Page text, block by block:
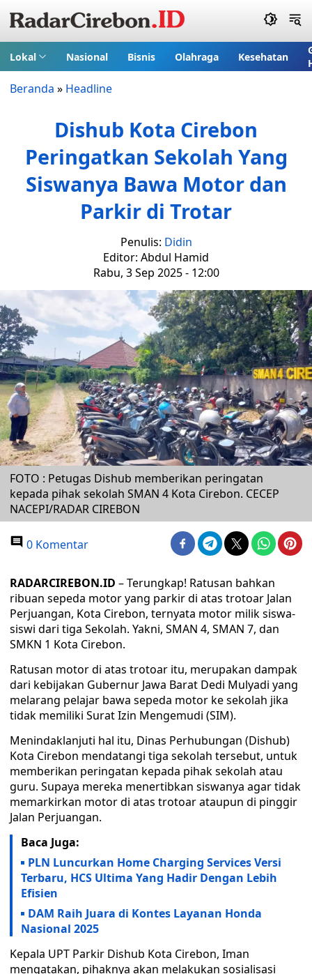
Lokal Nasional Bisnis Olahraga Kesehatan
Beranda » Headline
Dishub Kota Cirebon
Peringatkan Sekolah Yang
Siswanya Bawa Motor dan
Parkir di Trotar
Penulis: Didin
Editor: Abdul Hamid
Rabu, 3 Sep 2025 - 12:00
FOTO : Petugas Dishub memberikan peringatan
kepada pihak sekolah SMAN 4 Kota Cirebon. CECEP
NACEPI/RADAR CIREBON
0 Komentar
RADARCIREBON.ID – Terungkap! Ratusan bahkan
ribuan sepeda motor yang parkir di atas trotoar Jalan
Perjuangan, Kota Cirebon, ternyata motor milik siswa-
siswi dari tiga Sekolah. Yakni, SMAN 4, SMAN 7, dan
SMKN 1 Kota Cirebon.
Ratusan motor di atas trotoar itu, merupakan dampak
dari kebijakan Gubernur Jawa Barat Dedi Mulyadi yang
melarang pelajar bawa sepeda motor ke sekolah jika
tidak memiliki Surat Izin Mengemudi (SIM).
Menindaklanjuti hal itu, Dinas Perhubungan (Dishub)
Kota Cirebon mendatangi tiga sekolah tersebut, untuk
memberikan peringatan kepada pihak sekolah atau
guru. Supaya mereka menertibkan siswanya agar tidak
memarkirkan motor di atas trotoar ataupun di pinggir
Jalan Perjuangan.
Baca Juga:
PLN Luncurkan Home Charging Services Versi
Terbaru, HCS Ultima Yang Hadir Dengan Lebih
Efisien
DAM Raih Juara di Kontes Layanan Honda
Nasional 2025
Kepala UPT Parkir Dishub Kota Cirebon, Iman
mengatakan, pihaknya akan melakukan sosialisasi